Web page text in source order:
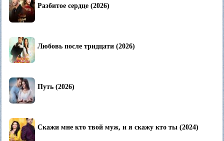
Разбитое сердце (2026)
Любовь после тридцати (2026)
Путь (2026)
Скажи мне кто твой муж, и я скажу кто ты (2024)